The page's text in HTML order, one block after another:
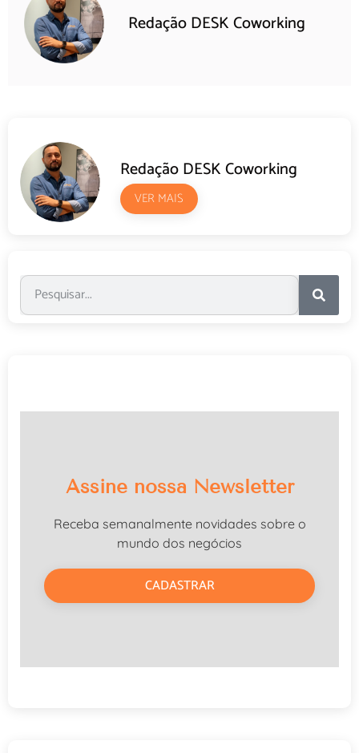
Redação DESK Coworking
Redação DESK Coworking
VER MAIS
Assine nossa Newsletter
Receba semanalmente novidades sobre o
mundo dos negócios
CADASTRAR